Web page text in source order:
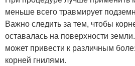
меньше всего травмирует
Важно следить за тем, чтобы
оставалась на поверхности
может привести к различным
корней гнилями.